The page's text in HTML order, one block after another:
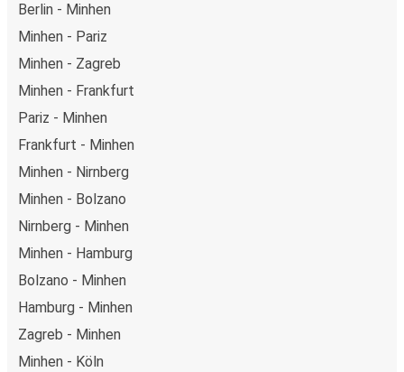
Berlin - Minhen
Minhen - Pariz
Minhen - Zagreb
Minhen - Frankfurt
Pariz - Minhen
Frankfurt - Minhen
Minhen - Nirnberg
Minhen - Bolzano
Nirnberg - Minhen
Minhen - Hamburg
Bolzano - Minhen
Hamburg - Minhen
Zagreb - Minhen
Minhen - Köln